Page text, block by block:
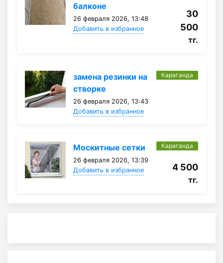
балконе
26 февраля 2026, 13:48
Добавить в избранное
30
500
тг.
замена резинки на
створке
26 февраля 2026, 13:43
Добавить в избранное
Караганда
Москитные сетки
26 февраля 2026, 13:39
Добавить в избранное
Караганда
4 500
тг.